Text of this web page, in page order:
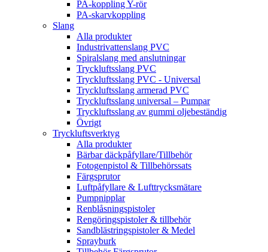
PA-koppling Y-rör
PA-skarvkoppling
Slang
Alla produkter
Industrivattenslang PVC
Spiralslang med anslutningar
Tryckluftsslang PVC
Tryckluftsslang PVC - Universal
Tryckluftsslang armerad PVC
Tryckluftsslang universal – Pumpar
Tryckluftsslang av gummi oljebeständig
Övrigt
Tryckluftsverktyg
Alla produkter
Bärbar däckpåfyllare/Tillbehör
Fotogenpistol & Tillbehörssats
Färgsprutor
Luftpåfyllare & Lufttrycksmätare
Pumpnipplar
Renblåsningspistoler
Rengöringspistoler & tillbehör
Sandblästringspistoler & Medel
Sprayburk